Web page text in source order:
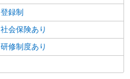
登録制
社会保険あり
研修制度あり